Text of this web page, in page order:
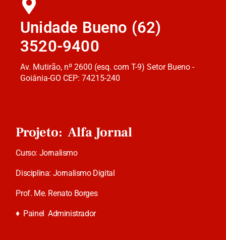
Unidade Bueno (62)
3520-9400
Av. Mutirão, nº 2600 (esq. com T-9) Setor Bueno -
Goiânia-GO CEP: 74215-240
Projeto: Alfa Jornal
Curso: Jornalismo
Disciplina: Jornalismo Digital
Prof. Me. Renato Borges
♦ Painel Administrador